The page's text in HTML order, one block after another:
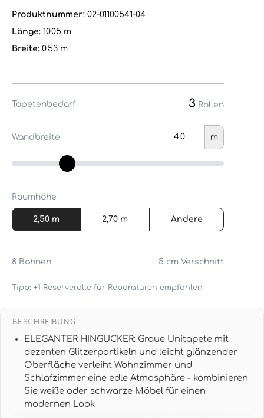
Produktnummer: 02-01100541-04
Länge: 10.05 m
Breite: 0.53 m
Tapetenbedarf 3 Rollen
Wandbreite m
Raumhöhe
2,50 m 2,70 m Andere
8 Bahnen 5 cm Verschnitt
Tipp: +1 Reserverolle für Reparaturen empfohlen
BESCHREIBUNG
ELEGANTER HINGUCKER: Graue Unitapete mit
dezenten Glitzerpartikeln und leicht glänzender
Oberfläche verleiht Wohnzimmer und
Schlafzimmer eine edle Atmosphäre - kombinieren
Sie weiße oder schwarze Möbel für einen
modernen Look